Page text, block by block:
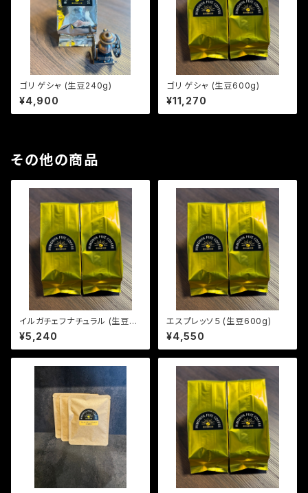
ゴリ ゲシャ (生豆240g)
¥4,900
ゴリ ゲシャ (生豆600g)
¥11,270
その他の商品
イルガチェフナチュラル (生豆60
0g)
¥5,240
エスプレッソ５ (生豆600g)
¥4,550